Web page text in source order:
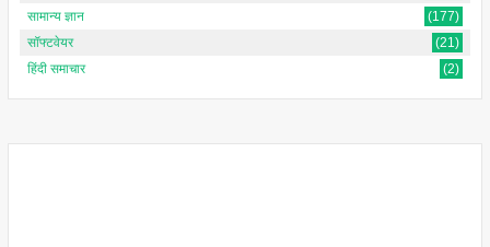
सामान्य ज्ञान
(177)
सॉफ्टवेयर
(21)
हिंदी समाचार
(2)